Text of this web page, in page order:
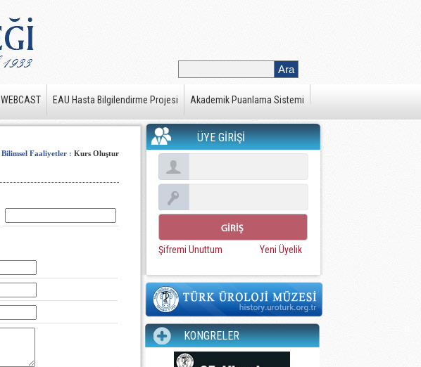
WEBCAST EAU Hasta Bilgilendirme Projesi Akademik Puanlama Sistemi
Bilimsel Faaliyetler: Kurs Oluştur
ÜYE GİRİŞİ
Şifremi Unuttum Yeni Üyelik
KONGRELER